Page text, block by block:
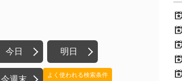
今日 明日
よく使われる検索条件